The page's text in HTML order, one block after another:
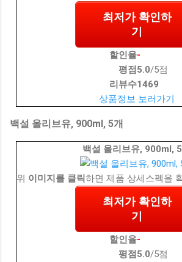
최저가 확인하
기
할인율-
평점 5.0/5점
리뷰수1469
상품정보 보러가기
백설 올리브유, 900ml, 5개
백설 올리브유, 900ml,
위 이미지를 클릭하면 제품 상세스펙을
최저가 확인하
기
할인율-
평점 5.0/5점